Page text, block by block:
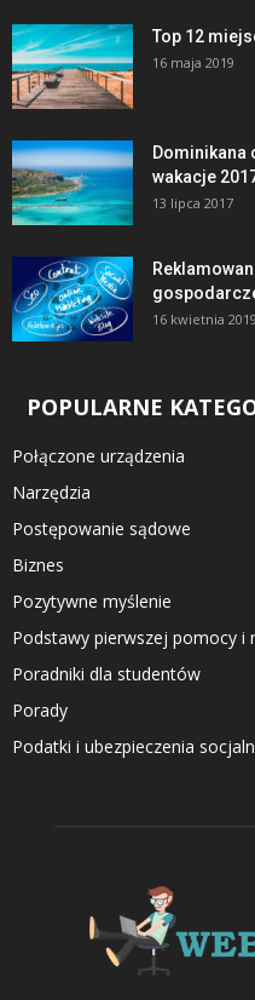
Top 12
16 maja 2019
Dominikana
wakacje
13 lipca 2017
16 kwietnia 2019
POPULARNE
Połączone urządzenia
Narzędzia
Postępowanie sądowe
Biznes
Pozytywne myślenie
Podstawy pierwszej pomocy i
Poradniki dla studentów
Porady
Podatki i ubezpieczenia